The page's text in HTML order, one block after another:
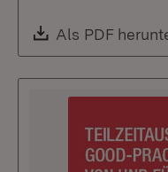
Download:
Als PDF